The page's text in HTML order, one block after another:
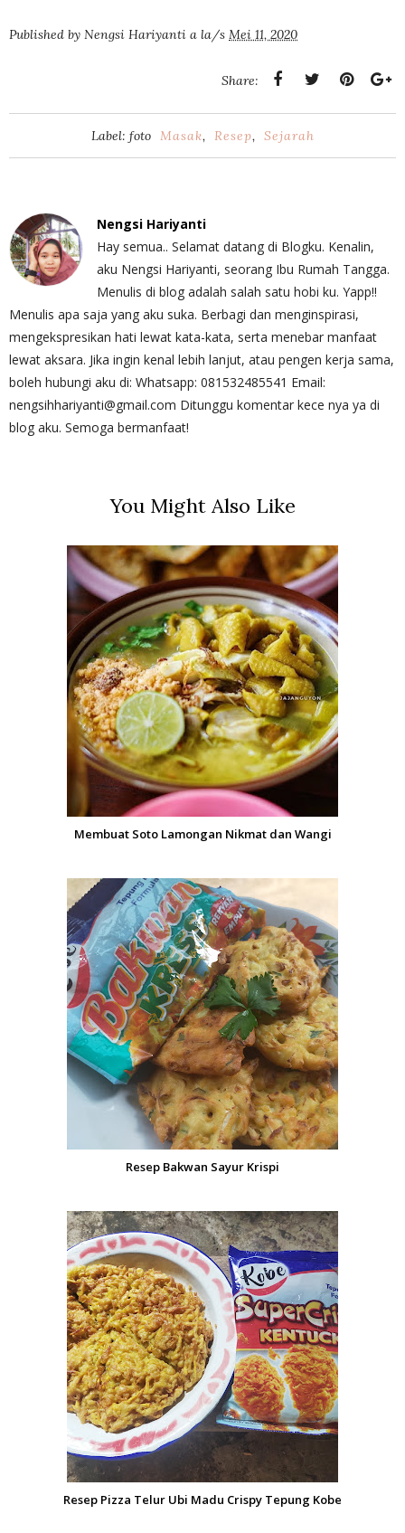
Published by Nengsi Hariyanti a la/s Mei 11, 2020
Share:
Label: foto Masak, Resep, Sejarah
Nengsi Hariyanti
Hay semua.. Selamat datang di Blogku. Kenalin,
aku Nengsi Hariyanti, seorang Ibu Rumah Tangga.
Menulis di blog adalah salah satu hobi ku. Yapp!!
Menulis apa saja yang aku suka. Berbagi dan menginspirasi,
mengekspresikan hati lewat kata-kata, serta menebar manfaat
lewat aksara. Jika ingin kenal lebih lanjut, atau pengen kerja sama,
boleh hubungi aku di: Whatsapp: 081532485541 Email:
nengsihhariyanti@gmail.com Ditunggu komentar kece nya ya di
blog aku. Semoga bermanfaat!
You Might Also Like
Membuat Soto Lamongan Nikmat dan Wangi
Resep Bakwan Sayur Krispi
Resep Pizza Telur Ubi Madu Crispy Tepung Kobe